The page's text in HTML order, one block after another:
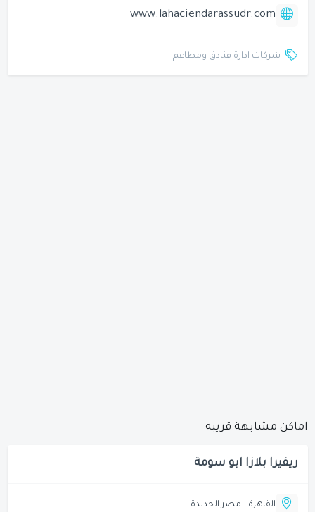
www.lahaciendarassudr.com
شركات ادارة فنادق ومطاعم
اماكن مشابهة قريبه
ريفيرا بلازا ابو سومة
القاهرة - مصر الجديدة